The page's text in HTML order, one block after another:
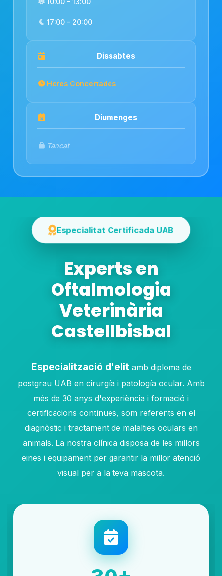
17:00 - 20:00
Dissabtes
Hores Concertades
Diumenges
Tancat
Especialitat Certificada UAB
Experts en
Oftalmologia
Veterinària
Castellbisbal
Especialització d'elit amb diploma de
postgrau UAB en cirurgía i patología ocular. Amb
més de 30 anys d'experiència i formació i
certificacions contínues, som referents en el
diagnòstic i tractament de malalties oculars en
animals. La nostra clínica disposa de les millors
eines i equipament per garantir la millor atenció
visual per a la teva mascota.